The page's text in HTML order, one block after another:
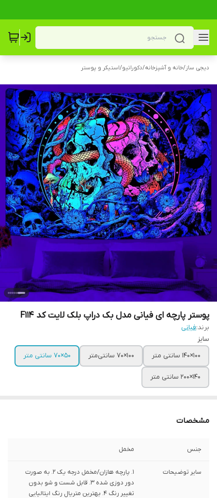
دیجی ساز/خانه و آشپزخانه/دکوراتیو/استیکر و پوستر
پوستر پارچه ای فیانی مدل بک دراپ بلک لایت کد F114
برند:فیانی
سایز
100×140 سانتی متر
100×70 سانتی‌متر 50×70 سانتی متر
۱۴۰×۲۰۰ سانتی متر
مشخصات
جنس مخمل
سایر توضیحات
1. پارچه هازان/مخمل درجه یک 2. به صورت
دور دوزی شده 3. قابل شست و شو بدون
تغییر رنگ 4. بهترین متریال رنگ ایتالیایی